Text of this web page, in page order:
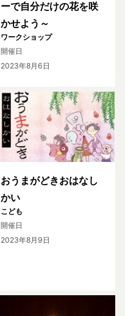
ーで自分だけの花を咲
かせよう～
ワークショップ
開催日
2023年8月6日
おうまがどきおはなし
かい
こども
開催日
2023年8月9日